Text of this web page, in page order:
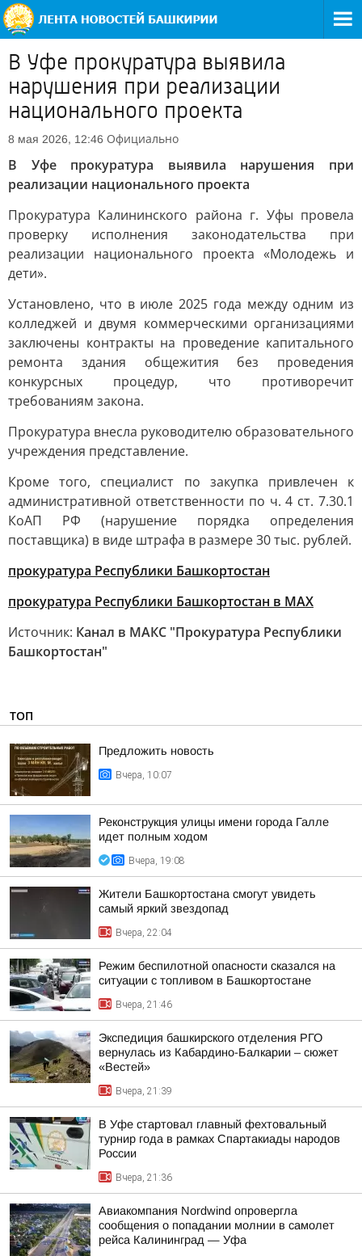
В Уфе прокуратура выявила
нарушения при реализации
национального проекта
8 мая 2026, 12:46 Официально
В Уфе прокуратура выявила нарушения при
реализации национального проекта
Прокуратура Калининского района г. Уфы провела
проверку исполнения законодательства при
реализации национального проекта «Молодежь и
дети».
Установлено, что в июле 2025 года между одним из
колледжей и двумя коммерческими организациями
заключены контракты на проведение капитального
ремонта здания общежития без проведения
конкурсных процедур, что противоречит
требованиям закона.
Прокуратура внесла руководителю образовательного
учреждения представление.
Кроме того, специалист по закупка привлечен к
административной ответственности по ч. 4 ст. 7.30.1
КоАП РФ (нарушение порядка определения
поставщика) в виде штрафа в размере 30 тыс. рублей.
прокуратура Республики Башкортостан
прокуратура Республики Башкортостан в МАХ
Источник: Канал в МАКС "Прокуратура Республики
Башкортостан"
ТОП
Предложить новость
Вчера, 10:07
Реконструкция улицы имени города Галле
идет полным ходом
Вчера, 19:08
Жители Башкортостана смогут увидеть
самый яркий звездопад
Вчера, 22:04
Режим беспилотной опасности сказался на
ситуации с топливом в Башкортостане
Вчера, 21:46
Экспедиция башкирского отделения РГО
вернулась из Кабардино-Балкарии – сюжет
«Вестей»
Вчера, 21:39
В Уфе стартовал главный фехтовальный
турнир года в рамках Спартакиады народов
России
Вчера, 21:36
Авиакомпания Nordwind опровергла
сообщения о попадании молнии в самолет
рейса Калининград — Уфа